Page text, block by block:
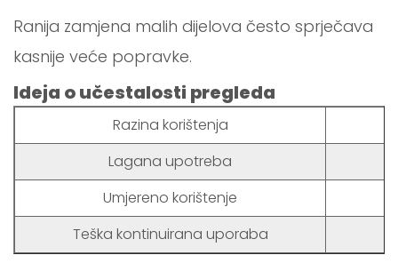
Ranija zamjena malih dijelova često sprječava
kasnije veće popravke.
Ideja o učestalosti pregleda
Razina korištenja
Lagana upotreba
Umjereno korištenje
Teška kontinuirana uporaba